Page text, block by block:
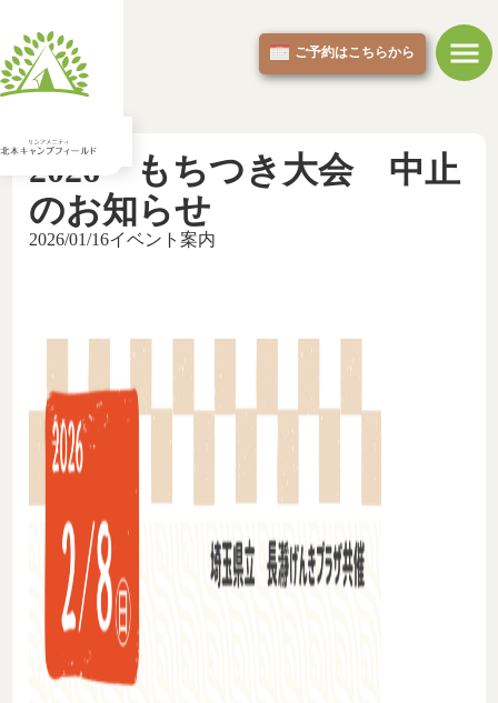
ご予約はこちらから
JA
2026 もちつき大会 中止
のお知らせ
2026/01/16イベント案内